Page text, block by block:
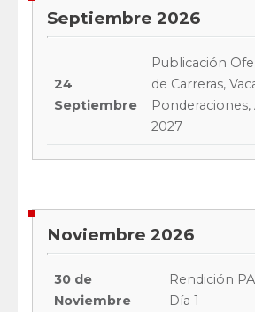
Septiembre 2026
24
Septiembre
Publicación
de Carreras,
2027
Noviembre 2026
30 de
Noviembre
Rendición
Día 1